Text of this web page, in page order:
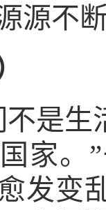
源不
生活
家。
发变